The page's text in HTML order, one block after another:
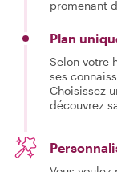
promenant
Plan
Selon votre
ses
Choisissez
découvrez